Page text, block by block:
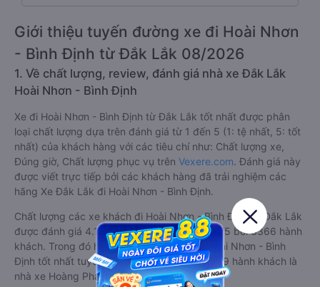
Giới thiệu tuyến đường xe đi Hoài Nhơn
- Bình Định từ Đắk Lắk 08/2026
1. Về chất lượng, review, đánh giá nhà xe Đắk Lắk
Hoài Nhơn - Bình Định
Xe đi Hoài Nhơn - Bình Định từ Đắk Lắk tốt nhất được phân
loại chất lượng dựa trên đánh giá từ 1 đến 5 (1: tệ nhất, 5: tốt
nhất) của khách hàng với các tiêu chí như: Chất lượng xe,
Đúng giờ, Chất lượng phục vụ trên Vexere.com. Đánh giá này
được viết trực tiếp bởi các khách hàng đã trải nghiệm các
hãng Xe Đắk Lắk đi Hoài Nhơn - Bình Định.
Chất lượng các xe khách đi Hoài Nhơn - Bình Định từ Đắk Lắk
được đánh giá 4.1, với điểm trung bình là 4.1/5 bởi 3366 hành
khách. Trong đó hãng xe khách Đắk Lắk Hoài Nhơn - Bình
Định tốt nhất tuyến được đánh giá 5.0/5 bởi 9 hành khách là
nhà xe Hoàng Phát (Đà Nẵng).